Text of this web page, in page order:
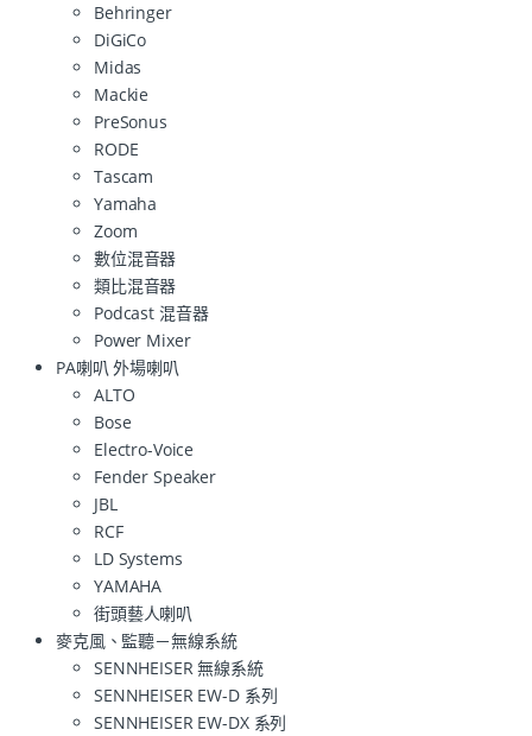
Behringer
DiGiCo
Midas
Mackie
PreSonus
RODE
Tascam
Yamaha
Zoom
數位混音器
類比混音器
Podcast 混音器
Power Mixer
PA喇叭 外場喇叭
ALTO
Bose
Electro-Voice
Fender Speaker
JBL
RCF
LD Systems
YAMAHA
街頭藝人喇叭
麥克風、監聽－無線系統
SENNHEISER 無線系統
SENNHEISER EW-D 系列
SENNHEISER EW-DX 系列